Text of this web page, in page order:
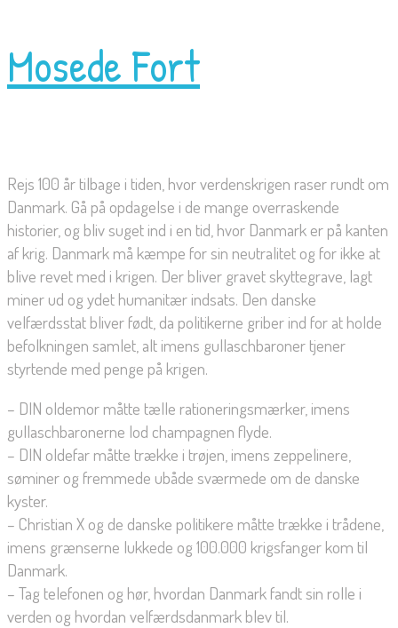
Mosede Fort
Rejs 100 år tilbage i tiden, hvor verdenskrigen raser rundt om
Danmark. Gå på opdagelse i de mange overraskende
historier, og bliv suget ind i en tid, hvor Danmark er på kanten
af krig. Danmark må kæmpe for sin neutralitet og for ikke at
blive revet med i krigen. Der bliver gravet skyttegrave, lagt
miner ud og ydet humanitær indsats. Den danske
velfærdsstat bliver født, da politikerne griber ind for at holde
befolkningen samlet, alt imens gullaschbaroner tjener
styrtende med penge på krigen.
– DIN oldemor måtte tælle rationeringsmærker, imens
gullaschbaronerne lod champagnen flyde.
– DIN oldefar måtte trække i trøjen, imens zeppelinere,
søminer og fremmede ubåde sværmede om de danske
kyster.
– Christian X og de danske politikere måtte trække i trådene,
imens grænserne lukkede og 100.000 krigsfanger kom til
Danmark.
– Tag telefonen og hør, hvordan Danmark fandt sin rolle i
verden og hvordan velfærdsdanmark blev til.